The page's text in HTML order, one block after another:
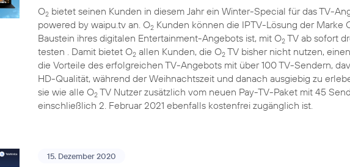
O2 bietet seinen Kunden in diesem Jahr ein Winter-Special für das TV-
powered by waipu.tv an. O2 Kunden können die IPTV-Lösung der Marke
Baustein ihres digitalen Entertainment-Angebots ist, mit O2 TV ab sofort
testen . Damit bietet O2 allen Kunden, die O2 TV bisher nicht nutzen,
die Vorteile des erfolgreichen TV-Angebots mit über 100 TV-Sendern,
HD-Qualität, während der Weihnachtszeit und danach ausgiebig zu
sie wie alle O2 TV Nutzer zusätzlich vom neuen Pay-TV-Paket mit 45
einschließlich 2. Februar 2021 ebenfalls kostenfrei zugänglich ist.
15. Dezember 2020